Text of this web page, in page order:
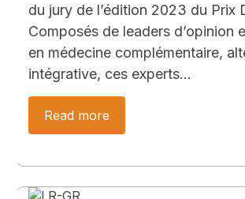
du jury de l’édition 2023 du Prix
Composés de leaders d’opinion
en médecine complémentaire,
intégrative, ces experts…
Read more